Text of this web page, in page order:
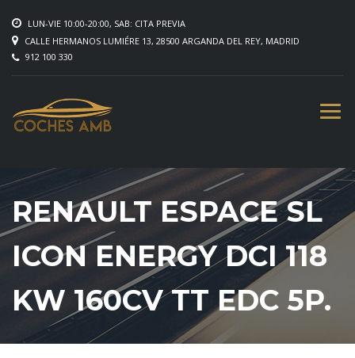
LUN-VIE 10:00-20:00, SAB: CITA PREVIA
CALLE HERMANOS LUMIÉRE 13, 28500 ARGANDA DEL REY, MADRID
912 100 330
RENAULT ESPACE SL
ICON ENERGY DCI 118
KW 160CV TT EDC 5P.